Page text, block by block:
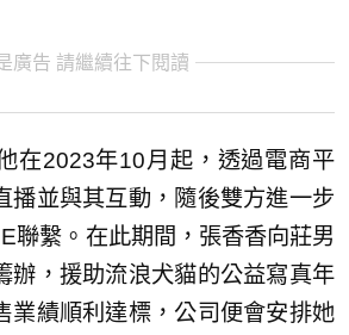
廣告 請繼續往下閱讀
在2023年10月起，透過電商平
播並與其互動，隨後雙方進一步
聯繫。在此期間，張香香向莊男
辦，援助流浪犬貓的公益寫真年
業績順利達標，公司便會安排她